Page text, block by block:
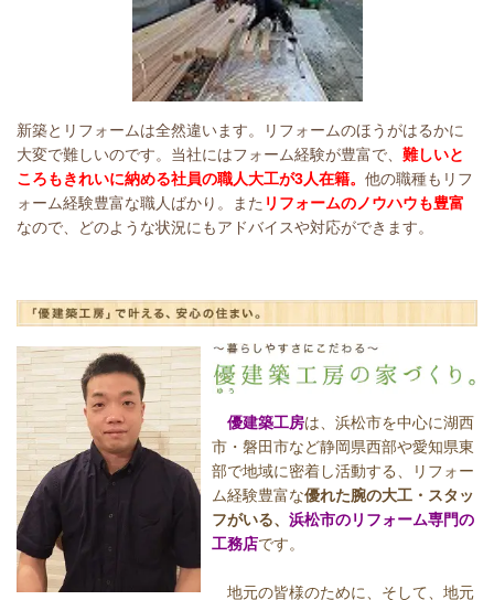
新築とリフォームは全然違います。リフォームのほうがはるかに
大変で難しいのです。当社にはフォーム経験が豊富で、 難しいと
ころもきれいに納める社員の職人大工が3人在籍。 他の職種もリ フ
ォーム経験豊富な職人ばかり 。また リフォームのノウハウも豊富
なので、どのような状況にもアドバイスや対応ができます。
優建築工房は、浜松市を中心に湖西
市・磐田市など静岡県西部や愛知県東
部で地域に密着し活動する、リフォー
ム経験豊富な優れた腕の大工・スタッ
フがいる、浜松市のリフォーム専門の
工務店です。
地元の皆様のために、そして、地元